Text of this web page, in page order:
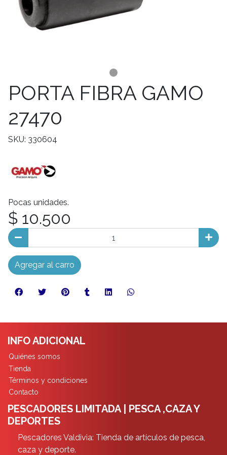
PORTA FIBRA GAMO
27470
SKU: 330604
Pocas unidades.
$ 10.500
Agregar al carro
INFO ADICIONAL
Quiénes somos
Tienda
Términos y condiciones
Contacto
PESCADORES LIMITADA | PESCA ,CAZA Y
DEPORTES
Pescadores Valdivia: Tienda de artículos de pesca,
caza y deporte.